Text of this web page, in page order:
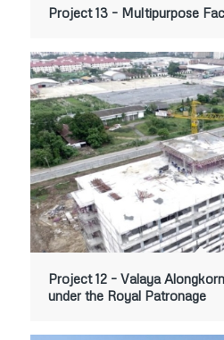
Project 13 – Multipurpose
Project 12 – Valaya
under the Royal Patronage